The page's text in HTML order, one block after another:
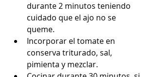
durante 2 minutos teniendo
cuidado que el ajo no se
queme.
Incorporar el tomate en
conserva triturado, sal,
pimienta y mezclar.